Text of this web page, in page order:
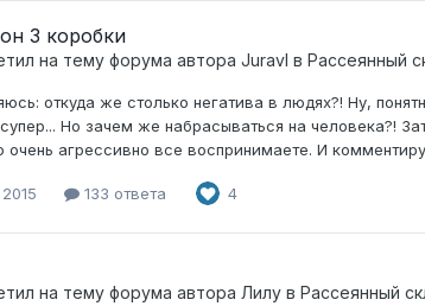
3 коробки
на тему форума автора Juravl в Рассеянный
откуда же столько негатива в людях?! Ну,
Но зачем же набрасываться на человека?!
агрессивно все воспринимаете. И
133 ответа 4
на тему форума автора Лилу в Рассеянный